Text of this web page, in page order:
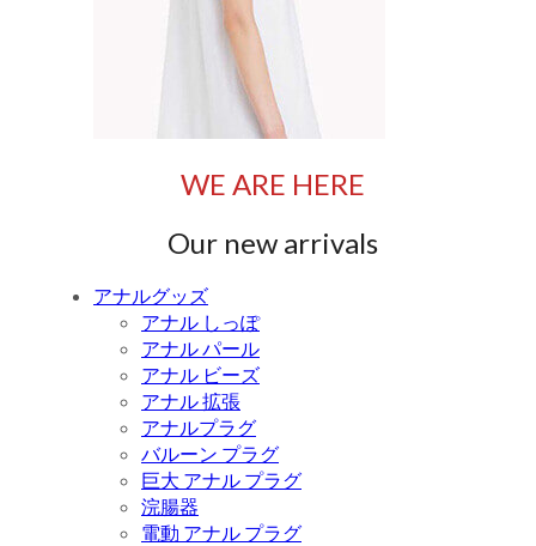
WE ARE HERE
Our new arrivals
アナルグッズ
アナル しっぽ
アナル パール
アナル ビーズ
アナル 拡張
アナルプラグ
バルーン プラグ
巨大 アナル プラグ
浣腸器
電動 アナル プラグ